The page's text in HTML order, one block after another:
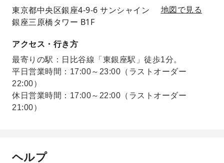
東京都中央区銀座4-9-6 サンシャイン
銀座三原橋タワー B1F
地図で見る
アクセス・行き方
最寄りの駅：日比谷線「東銀座駅」徒歩1分。
平日営業時間：17:00～23:00（ラストオーダー
22:00）
休日営業時間：17:00～22:00（ラストオーダー
21:00）
ヘルプ